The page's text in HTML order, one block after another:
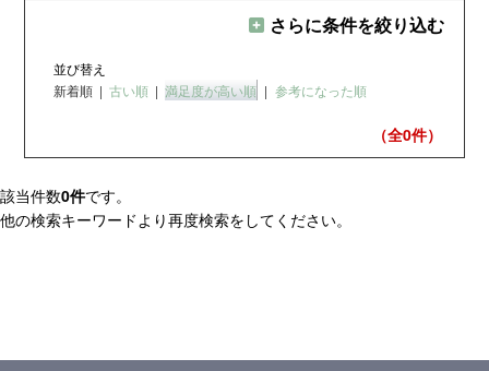
さらに条件を絞り込む
並び替え
新着順 | 古い順 | 満足度が高い順 | 参考になった順
（全0件）
該当件数0件です。
他の検索キーワードより再度検索をしてください。